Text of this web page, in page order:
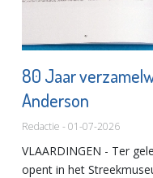
80 Jaar
Anderson
Redactie - 01-07-2026
VLAARDINGEN - Ter
opent in het